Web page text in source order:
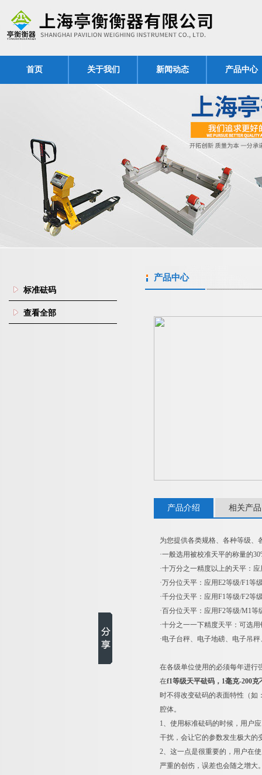
首页 关于我们 新闻动态 产品中心
标准砝码
查看全部
产品中心
产品介绍 相关产品
为您提供各类规格、各种等级、
·一般选用被校准天平的称量的
·十万分之一精度以上的天平：
·万分位天平：应用E2等级/F1等
·千分位天平：应用F1等级/F2等
·百分位天平：应用F2等级/M1等
·十分之一一下精度天平：可选
·电子台秤、电子地磅、电子吊
在各级单位使用的必须每年进行
在f1等级天平砝码，1毫克-200克
时不得改变砝码的表面特性（如
腔体。
1、使用标准砝码的时候，用户
干扰，会让它的参数发生极大的
2、这一点是很重要的，用户在
严重的创伤，误差也会随之增大